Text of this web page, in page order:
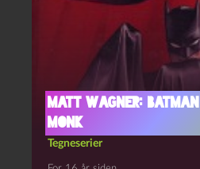
Matt Wagner:
Monk
Tegneserier